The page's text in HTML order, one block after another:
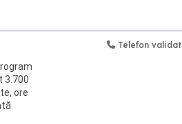
3.700
ore
Telefon validat